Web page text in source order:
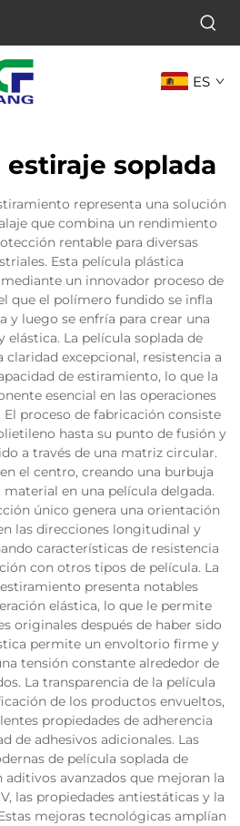
ES
soplada
representa una solución
que combina un rendimiento
rentable para diversas
Esta película plástica
un innovador proceso de
que el polímero fundido se infla
y luego se enfría para crear una
elástica. La película soplada de
excepcional, resistencia a
de estiramiento, lo que la
esencial en las operaciones
proceso de fabricación consiste
hasta su punto de fusión y
a través de una matriz circular.
el centro, creando una burbuja
material en una película delgada.
único genera una orientación
las direcciones longitudinal y
características de resistencia
con otros tipos de película. La
presenta notables
elástica, lo que le permite
originales después de haber sido
permite un envoltorio firme y
tensión constante alrededor de
La transparencia de la película
de los productos envueltos,
propiedades de adherencia
de adhesivos adicionales. Las
de película soplada de
avanzados que mejoran la
las propiedades antiestáticas y la
mejoras tecnológicas amplían